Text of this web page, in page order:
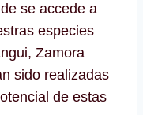
se accede a
especies
Zamora
sido realizadas
de estas